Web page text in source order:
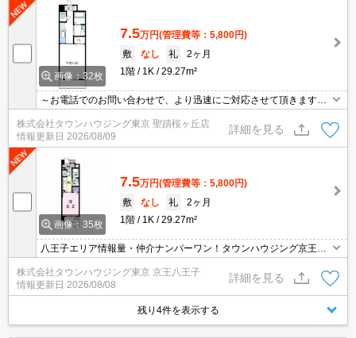
画像：32枚
7.5万円(管理費等：5,800円)
敷
なし 礼
2ヶ月
1階
1K 29.27m²
～お電話でのお問い合わせで、より迅速にご対応させて頂きます～
地域密着タウンハウジングまで～
株式会社タウンハウジング東京 聖蹟桜ヶ丘店
情報更新日 2026/08/09
詳細を見る
画像：35枚
7.5万円(管理費等：5,800円)
敷
なし 礼
2ヶ月
1階
1K 29.27m²
八王子エリア情報量・仲介ナンバーワン！タウンハウジング京王八
王子店です!お客様用駐車場もございますので車でのご来店も大歓迎
です！
株式会社タウンハウジング東京 京王八王子
情報更新日 2026/08/08
詳細を見る
残り4件を表示する